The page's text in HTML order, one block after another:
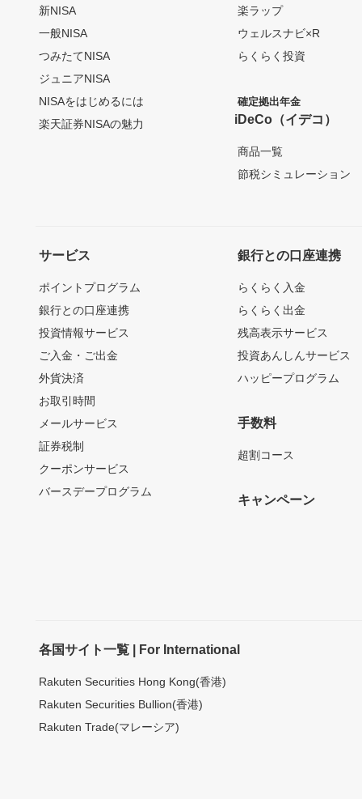
新NISA
一般NISA
つみたてNISA
ジュニアNISA
NISAをはじめるには
楽天証券NISAの魅力
楽ラップ
ウェルスナビ×R
らくらく投資
確定拠出年金
iDeCo（イデコ）
商品一覧
節税シミュレーション
サービス
ポイントプログラム
銀行との口座連携
投資情報サービス
ご入金・ご出金
外貨決済
お取引時間
メールサービス
証券税制
クーポンサービス
バースデープログラム
銀行との口座連携
らくらく入金
らくらく出金
残高表示サービス
投資あんしんサービス
ハッピープログラム
手数料
超割コース
キャンペーン
各国サイト一覧 | For International
Rakuten Securities Hong Kong(香港)
Rakuten Securities Bullion(香港)
Rakuten Trade(マレーシア)